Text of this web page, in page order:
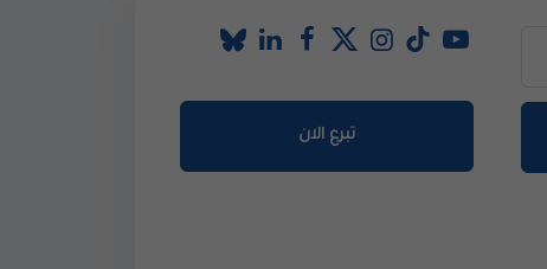
تبرع الان